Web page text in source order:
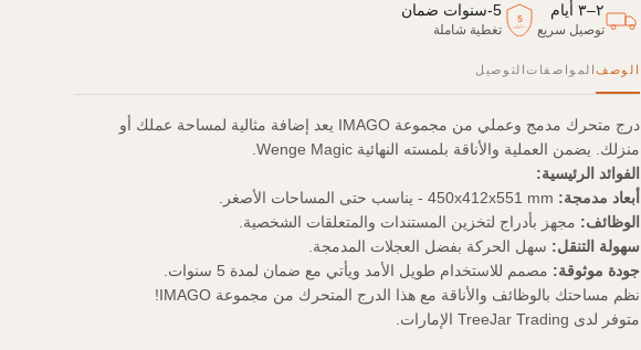
٢–٣ أيام
توصيل سريع
5
سنوات
5
-سنوات ضمان
تغطية شاملة
الوصفالمواصفاتالتوصيل
درج متحرك مدمج وعملي من مجموعة IMAGO يعد إضافة مثالية لمساحة عملك أو
منزلك. يضمن العملية والأناقة بلمسته النهائية Wenge Magic.
الفوائد الرئيسية:
أبعاد مدمجة:
الوظائف: مجهز بأدراج لتخزين المستندات والمتعلقات الشخصية.
سهولة التنقل: سهل الحركة بفضل العجلات المدمجة.
جودة موثوقة: مصمم للاستخدام طويل الأمد ويأتي مع ضمان لمدة 5 سنوات.
نظم مساحتك بالوظائف والأناقة مع هذا الدرج المتحرك من مجموعة IMAGO!
متوفر لدى TreeJar Trading الإمارات.